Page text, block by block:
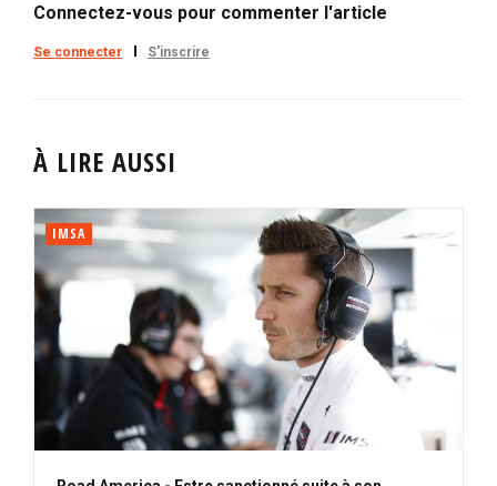
Connectez-vous pour commenter l'article
Se connecter S'inscrire
À LIRE AUSSI
IMSA